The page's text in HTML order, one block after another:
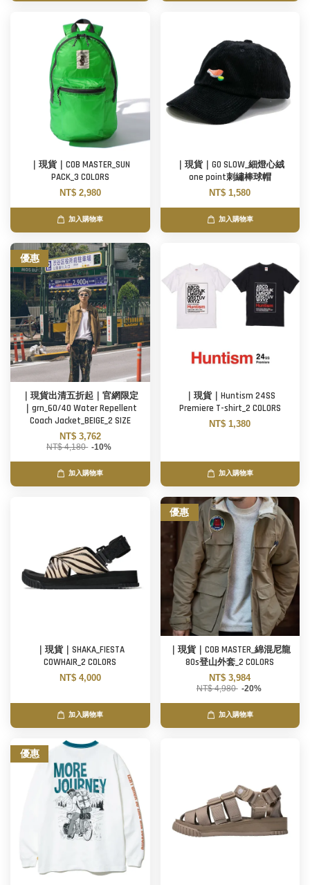
｜現貨｜COB MASTER_SUN
PACK_3 COLORS
NT$ 2,980
加入購物車
｜現貨｜GO SLOW_細燈心絨
one point刺繡棒球帽
NT$ 1,580
加入購物車
優惠
｜現貨出清五折起｜官網限定
｜grn_60/40 Water Repellent
Coach Jacket_BEIGE_2 SIZE
NT$ 3,762
NT$ 4,180 -10%
加入購物車
｜現貨｜Huntism 24SS
Premiere T-shirt_2 COLORS
NT$ 1,380
加入購物車
｜現貨｜SHAKA_FIESTA
COWHAIR_2 COLORS
NT$ 4,000
加入購物車
優惠
｜現貨｜COB MASTER_綿混尼龍
80s登山外套_2 COLORS
NT$ 3,984
NT$ 4,980 -20%
加入購物車
優惠